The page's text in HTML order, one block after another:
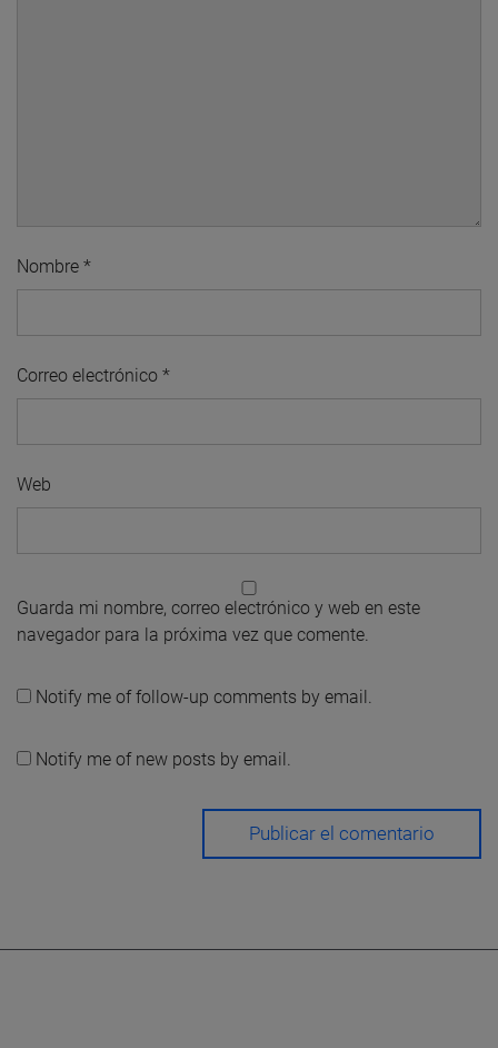
Nombre *
Correo electrónico *
Web
Guarda mi nombre, correo electrónico y web en este
navegador para la próxima vez que comente.
Notify me of follow-up comments by email.
Notify me of new posts by email.